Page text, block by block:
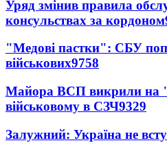
Уряд змінив правила
консульствах за кордоном
"Медові пастки": СБУ
військових9758
Майора ВСП викрили на
військовому в СЗЧ9329
Залужний: Україна не